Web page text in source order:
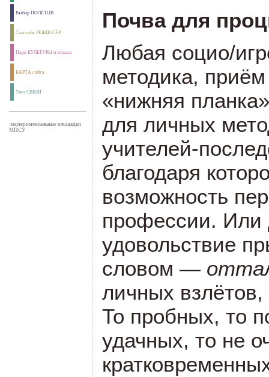
Разбор ПОЛЁТОВ
Сам себе РЕЖИССЁР
Парк КУЛЬТУРЫ и отдыха
КАРТА сайта
Узел СВЯЗИ
экспериментальные площадки
МПСУ
Почва для
Любая социо/
методика,
«нижняя
для личных
учителей-
благодаря
возможность
профессии. Или
удовольствие
словом —
личных
То пробных, то
удачных, то не